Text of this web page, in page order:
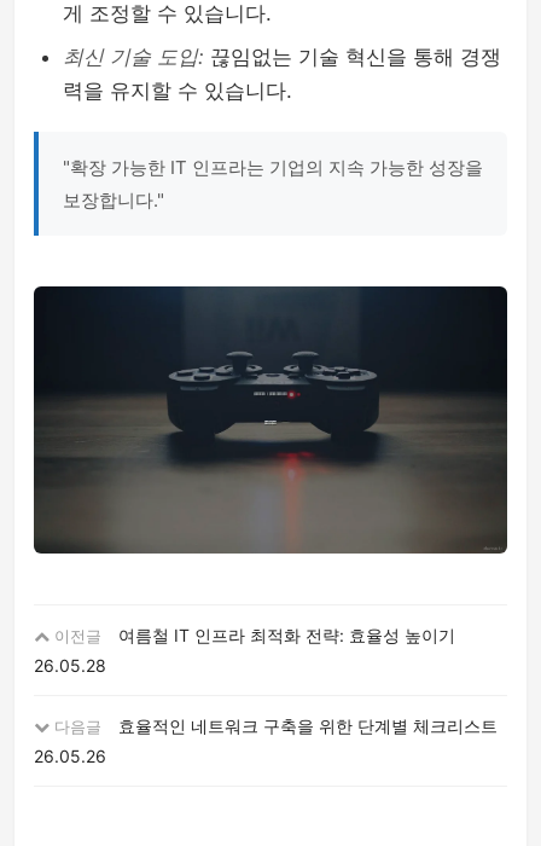
게 조정할 수 있습니다.
최신 기술 도입: 끊임없는 기술 혁신을 통해 경쟁
력을 유지할 수 있습니다.
"확장 가능한 IT 인프라는 기업의 지속 가능한 성장을
보장합니다."
이전글
여름철 IT 인프라 최적화 전략: 효율성 높이기
26.05.28
다음글
효율적인 네트워크 구축을 위한 단계별 체크리스트
26.05.26